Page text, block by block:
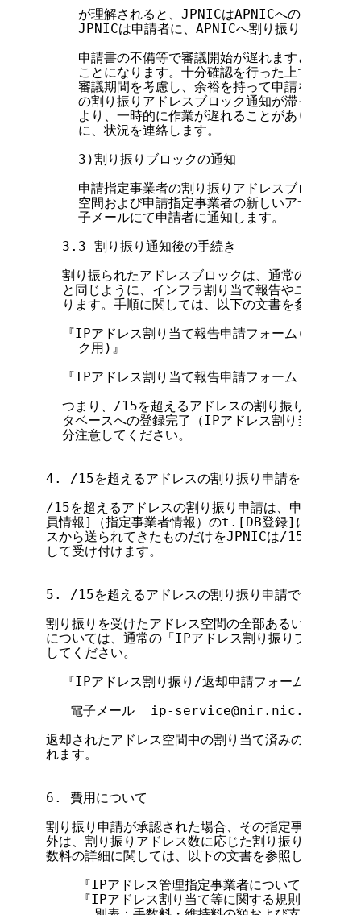
が理解されると、JPNICはAPNICへの割り振り
JPNICは申請者に、APNICへ割り振り申請中で
申請書の不備等で審議開始が遅れますとAPNIC
ことになります。十分確認を行った上で申請書
審議期間を考慮し、余裕を持って申請をして
の割り振りアドレスブロック通知が滞った場合
より、一時的に作業が遅れることがあります。
    に、状況を連絡します。
    3)割り振りブロックの通知
申請指定事業者の割り振りアドレスブロックが
空間および申請指定事業者の新しいアサインメ
    子メールにて申請者に通知します。
  3.3 割り振り通知後の手続き
割り振られたアドレスブロックは、通常のJPNIC
と同じように、インフラ割り当て報告やユーザ割
ります。手順に関しては、以下の文書を参照して
『IPアドレス割り当て報告申請フォーム(IPアド
    ク用)』
『IPアドレス割り当て報告申請フォーム（ユーザ
つまり、/15を超えるアドレスの割り振り申請の
タベースへの登録完了（IPアドレス割り当て業務
  分注意してください。
4. /15を超えるアドレスの割り振り申請を行う資格
/15を超えるアドレスの割り振り申請は、申請を行
員情報]（指定事業者情報）のt.[DB登録]に登録され
スから送られてきたものだけをJPNICは/15を超える
して受け付けます。
5. /15を超えるアドレスの割り振り申請で割り振ら
割り振りを受けたアドレス空間の全部あるいはその
については、通常の「IPアドレス割り振りブロック
してください。
  『IPアドレス割り振り/返却申請フォーム』
   電子メール  ip-service@nir.nic.ad.jp
返却されたアドレス空間中の割り当て済みのアドレ
れます。
6. 費用について
割り振り申請が承認された場合、その指定事業者が
外は、割り振りアドレス数に応じた割り振り手数料
数料の詳細に関しては、以下の文書を参照してくださ
    『IPアドレス管理指定事業者について』
    『IPアドレス割り当て等に関する規則』